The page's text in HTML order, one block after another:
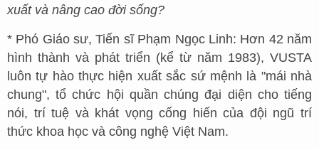
xuất và nâng cao đời sống?
* Phó Giáo sư, Tiến sĩ Phạm Ngọc Linh: Hơn 42 năm
hình thành và phát triển (kể từ năm 1983), VUSTA
luôn tự hào thực hiện xuất sắc sứ mệnh là "mái nhà
chung", tổ chức hội quần chúng đại diện cho tiếng
nói, trí tuệ và khát vọng cống hiến của đội ngũ trí
thức khoa học và công nghệ Việt Nam.